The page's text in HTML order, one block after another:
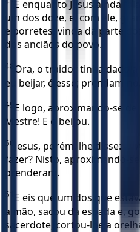
E enquanto Jesus ainda
um dos doze, e, com ele,
e porretes, vinda da parte
dos anciãos do povo.
48 Ora, o traidor tinha dado a
eu beijar, é esse; prendam-
49 E logo, aproximando-se de
Mestre! E o beijou.
50 Jesus, porém, lhe disse: —
fazer? Nisto, aproximando-
prenderam.
51
E eis que um dos que
a mão, sacou da espada e,
sacerdote, cortou-lhe a